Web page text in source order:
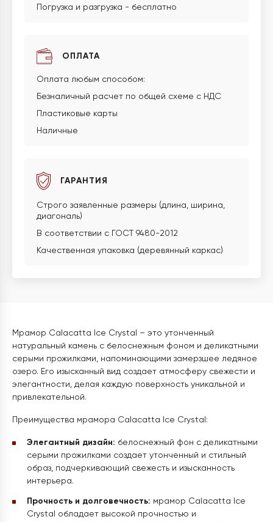
Погрузка и разгрузка - бесплатно
ОПЛАТА
Оплата любым способом:
Безналичный расчет по общей схеме с НДС
Пластиковые карты
Наличные
ГАРАНТИЯ
Строго заявленные размеры (длина, ширина,
диагональ)
В соответствии с ГОСТ 9480-2012
Качественная упаковка (деревянный каркас)
Мрамор Calacatta Ice Crystal – это утонченный
натуральный камень с белоснежным фоном и деликатными
серыми прожилками, напоминающими замерзшее ледяное
озеро. Его изысканный вид создает атмосферу свежести и
элегантности, делая каждую поверхность уникальной и
привлекательной.
Преимущества мрамора Calacatta Ice Crystal:
Элегантный дизайн: белоснежный фон с деликатными
серыми прожилками создает утонченный и стильный
образ, подчеркивающий свежесть и изысканность
интерьера.
Прочность и долговечность: мрамор Calacatta Ice
Crystal обладает высокой прочностью и